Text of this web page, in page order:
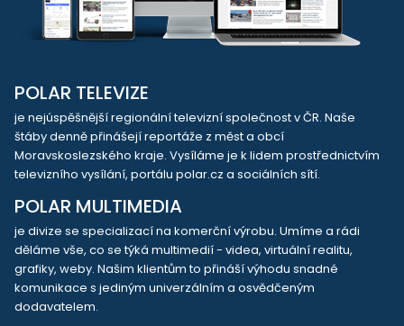
POLAR TELEVIZE
je nejúspěšnější regionální televizní společnost v ČR. Naše
štáby denně přinášejí reportáže z měst a obcí
Moravskoslezského kraje. Vysíláme je k lidem prostřednictvím
televizního vysílání, portálu polar.cz a sociálních sítí.
POLAR MULTIMEDIA
je divize se specializací na komerční výrobu. Umíme a rádi
děláme vše, co se týká multimedií - videa, virtuální realitu,
grafiky, weby. Našim klientům to přináší výhodu snadné
komunikace s jediným univerzálním a osvědčeným
dodavatelem.